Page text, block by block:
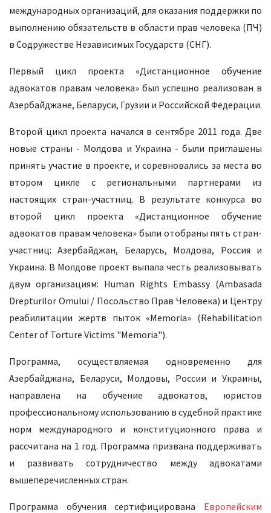
международных организаций, для оказания поддержки по
выполнению обязательств в области прав человека (ПЧ)
в Содружестве Независимых Государств (СНГ).
Первый цикл проекта «Дистанционное обучение
адвокатов правам человека» был успешно реализован в
Азербайджане, Беларуси, Грузии и Российской Федерации.
Второй цикл проекта начался в сентябре 2011 года. Две
новые страны - Молдова и Украина - были приглашены
принять участие в проекте, и соревновались за места во
втором цикле
с региональными партнерами из
настоящих стран-участниц. В результате конкурса во
второй цикл проекта «Дистанционное обучение
адвокатов правам человека» были отобраны пять стран-
участниц: Азербайджан, Беларусь, Молдова, Россия и
Украина. В Молдове проект выпала честь реализовывать
двум организациям: Human Rights Embassy (Ambasada
Drepturilor Omului / Посольство Прав Человека) и Центру
реабилитации жертв пыток «Memoria» (Rehabilitation
Center of Torture Victims "Memoria").
Программа, осуществляемая одновременно для
Азербайджана, Беларуси, Молдовы, России и Украины,
направлена на обучение адвокатов, юристов
профессиональному использованию в судебной практике
норм международного и конституционного права и
рассчитана на 1 год. Программа призвана поддерживать
и развивать сотрудничество между адвокатами
вышеперечисленных стран.
Программа обучения сертифицирована Европейским